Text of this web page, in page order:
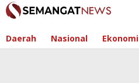
Skip
to
Daerah Nasional Ekonomi